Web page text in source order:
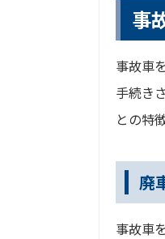
事
事故車
手続き
との特
廃
事故車